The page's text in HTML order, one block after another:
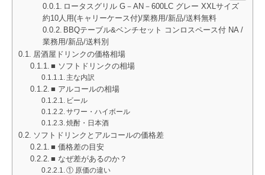
ロータスグリル G－AN－600LC グレー XXLサイズ
約10人用(キャリーケース付)/業務用/新品/送料無料
BBQテーブル&ベンチセット コンロスペース付 NA /
業務用/新品/送料別
居酒屋ドリンクの価格相場
■ ソフトドリンクの相場
主な内訳
■ アルコールの相場
ビール
サワー・ハイボール
焼酎・日本酒
ソフトドリンクとアルコールの価格差
■ 価格差の目安
■ なぜ差があるのか？
① 原価の違い